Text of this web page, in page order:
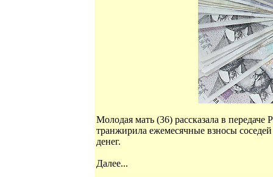
Молодая мать (36) рассказала в передаче
транжирила ежемесячные взносы
денег.
Далее...